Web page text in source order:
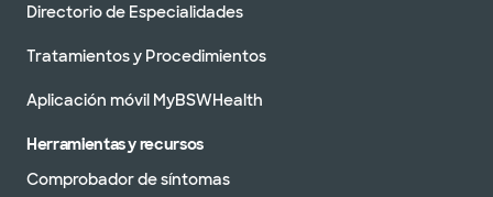
Directorio de Especialidades
Tratamientos y Procedimientos
Aplicación móvil MyBSWHealth
Herramientas y recursos
Comprobador de síntomas